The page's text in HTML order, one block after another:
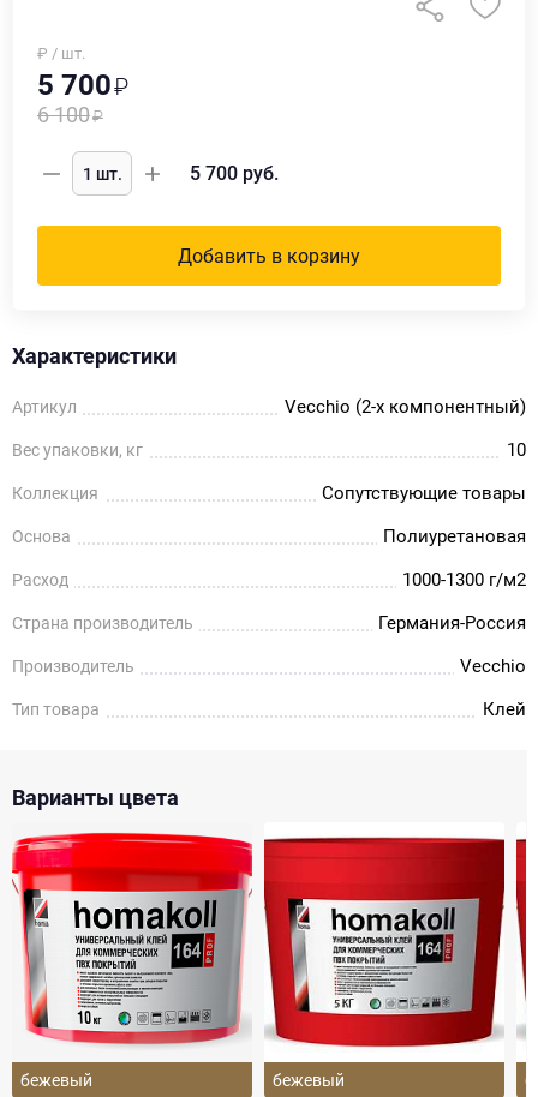
₽ / шт.
5 700
6 100
5 700 руб.
Добавить в корзину
Характеристики
Артикул Vecchio (2-х компонентный)
Вес упаковки, кг 10
Коллекция Сопутствующие товары
Основа Полиуретановая
Расход 1000-1300 г/м2
Страна производитель Германия-Россия
Производитель Vecchio
Тип товара Клей
Варианты цвета
бежевый бежевый